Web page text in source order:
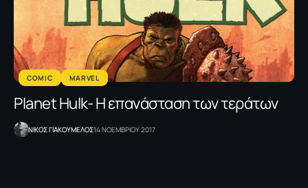
COMIC MARVEL
Planet Hulk- H επανάσταση των τεράτων
NΙΚΟΣ ΓΙΑΚΟΥΜΕΛΟΣ14 ΝΟΕΜΒΡΙΟΥ 2017